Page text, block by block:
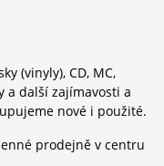
(vinyly), CD, MC,
a další zajímavosti a
nové i použité.
prodejně v centru